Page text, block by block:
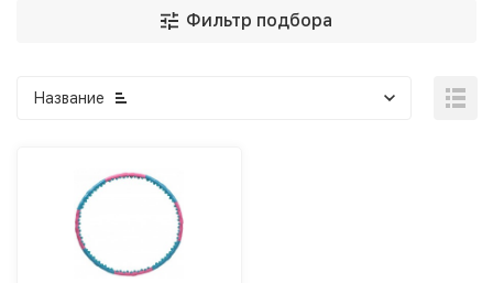
Фильтр подбора
Название